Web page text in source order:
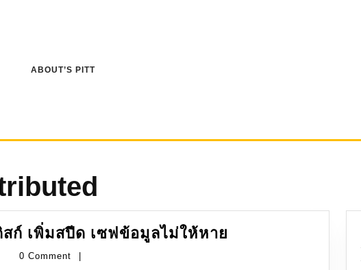
ABOUT’S PITT
ก์ เพิ่มสปีด เซฟข้อมูลไม่ให้หาย
0 Comment